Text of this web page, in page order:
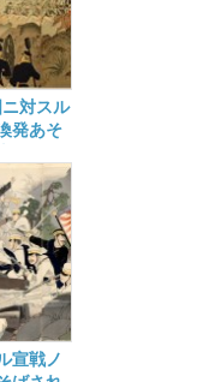
ニ対スル
発あそ
宣戦ノ